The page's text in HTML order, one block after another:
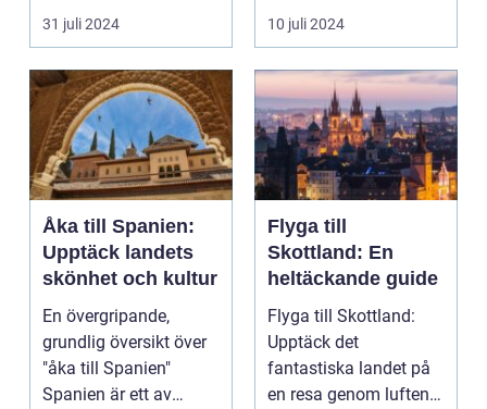
31 juli 2024 10 juli 2024
Åka till Spanien:
Upptäck landets
skönhet och kultur
En övergripande,
grundlig översikt över
"åka till Spanien"
Spanien är ett av
Flyga till
Skottland: En
heltäckande guide
Flyga till Skottland:
Upptäck det
fantastiska landet på
en resa genom luften